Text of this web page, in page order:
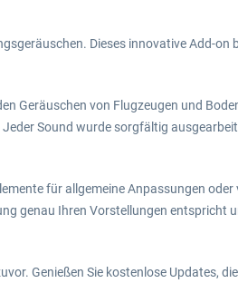
Dieses innovative Add-
Geräuschen von Flugzeugen und
Sound wurde sorgfältig
für allgemeine Anpassungen oder
genau Ihren Vorstellungen entspricht
Genießen Sie kostenlose Updates,